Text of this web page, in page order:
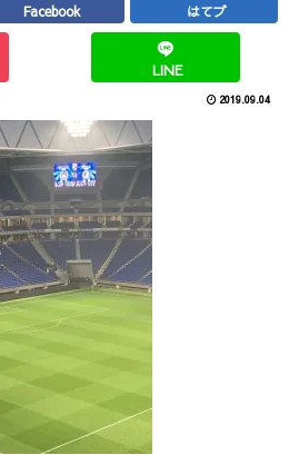
Facebook はてブ
LINE
2019.09.04